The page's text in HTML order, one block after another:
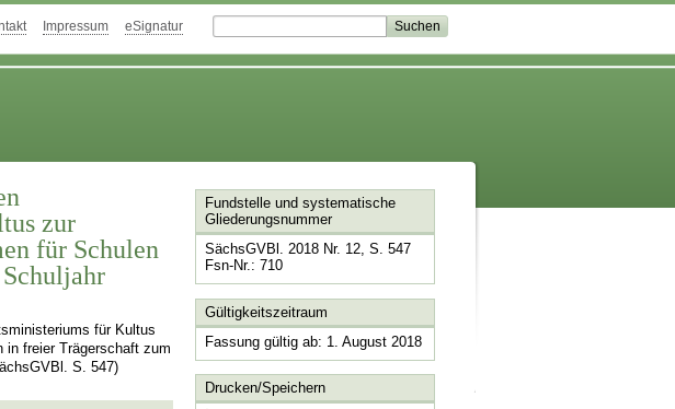
Impressum eSignatur
zur
für Schulen
für Kultus
in freier Trägerschaft zum
S. 547)
Fundstelle und systematische
Gliederungsnummer
SächsGVBl. 2018 Nr. 12, S. 547
Fsn-Nr.: 710
Gültigkeitszeitraum
Fassung gültig ab: 1. August 2018
Drucken/Speichern